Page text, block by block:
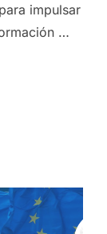
impulsar
…